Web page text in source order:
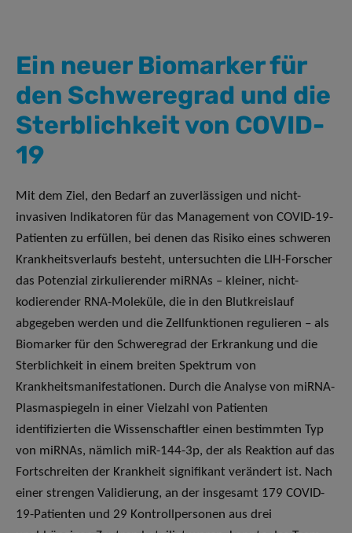
Ein neuer Biomarker für
den Schweregrad und die
Sterblichkeit von COVID-
19
Mit dem Ziel, den Bedarf an zuverlässigen und nicht-
invasiven Indikatoren für das Management von COVID-19-
Patienten zu erfüllen, bei denen das Risiko eines schweren
Krankheitsverlaufs besteht, untersuchten die LIH-Forscher
das Potenzial zirkulierender miRNAs – kleiner, nicht-
kodierender RNA-Moleküle, die in den Blutkreislauf
abgegeben werden und die Zellfunktionen regulieren – als
Biomarker für den Schweregrad der Erkrankung und die
Sterblichkeit in einem breiten Spektrum von
Krankheitsmanifestationen. Durch die Analyse von miRNA-
Plasmaspiegeln in einer Vielzahl von Patienten
identifizierten die Wissenschaftler einen bestimmten Typ
von miRNAs, nämlich miR-144-3p, der als Reaktion auf das
Fortschreiten der Krankheit signifikant verändert ist. Nach
einer strengen Validierung, an der insgesamt 179 COVID-
19-Patienten und 29 Kontrollpersonen aus drei